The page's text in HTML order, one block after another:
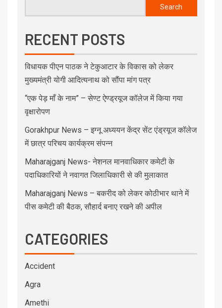
Search
RECENT POSTS
विधायक पीएन पाठक ने टेकुआटार के विकास को लेकर
मुख्यमंत्री योगी आदित्यनाथ को सौंपा मांग पत्र
“एक पेड़ माँ के नाम” – सेण्ट ऐण्ड्रयूज कॉलेज में किया गया
वृक्षारोपण
Gorakhpur News – इग्नू अध्ययन केंद्र सेंट एंड्रयूज कॉलेज
में छात्र परिचय कार्यक्रम संपन्न
Maharajganj News- नेशनल मानवाधिकार कमेटी के
पदाधिकारियों ने नवागत जिलाधिकारी से की मुलाकात
Maharajganj News – बकरीद को लेकर कोठीभार थाने में
पीस कमेटी की बैठक, सौहार्द बनाए रखने की अपील
CATEGORIES
Accident
Agra
Amethi